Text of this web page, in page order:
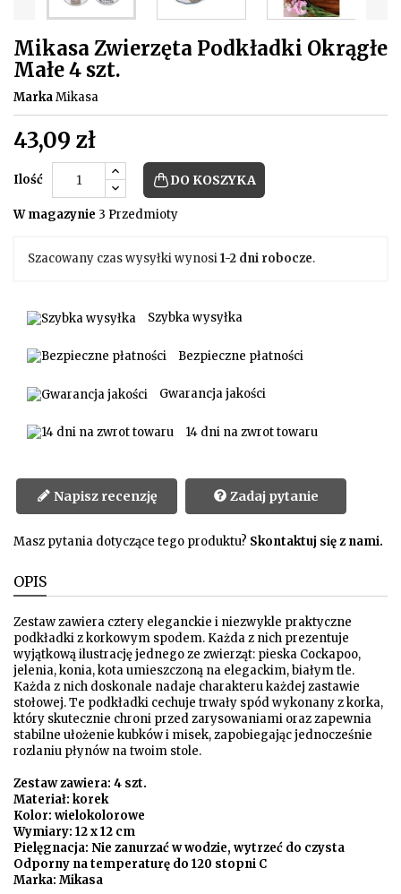
Mikasa Zwierzęta Podkładki Okrągłe
Małe 4 szt.
MarkaMikasa
43,09 zł
Ilość DO KOSZYKA
W magazynie 3 Przedmioty
Szacowany czas wysyłki wynosi1-2 dni robocze.
Szybka wysyłka
Bezpieczne płatności
Gwarancja jakości
14 dni na zwrot towaru
Napisz recenzję Zadaj pytanie
Masz pytania dotyczące tego produktu? Skontaktuj się z nami.
OPIS
Zestaw zawiera cztery eleganckie i niezwykle praktyczne
podkładki z korkowym spodem. Każda z nich prezentuje
wyjątkową ilustrację jednego ze zwierząt: pieska Cockapoo,
jelenia, konia, kota umieszczoną na elegackim, białym tle.
Każda z nich doskonale nadaje charakteru każdej zastawie
stołowej. Te podkładki cechuje trwały spód wykonany z korka,
który skutecznie chroni przed zarysowaniami oraz zapewnia
stabilne ułożenie kubków i misek, zapobiegając jednocześnie
rozlaniu płynów na twoim stole.
Zestaw zawiera: 4 szt.
Materiał: korek
Kolor: wielokolorowe
Wymiary: 12 x 12 cm
Pielęgnacja: Nie zanurzać w wodzie, wytrzeć do czysta
Odporny na temperaturę do 120 stopni C
Marka: Mikasa